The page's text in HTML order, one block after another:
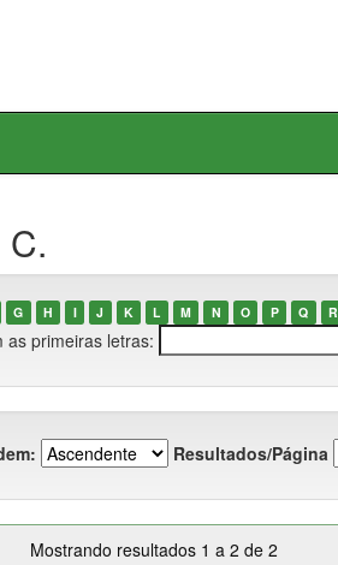
G H I J K L M N O P Q R
as primeiras letras:
Resultados/Página
Mostrando resultados 1 a 2 de 2